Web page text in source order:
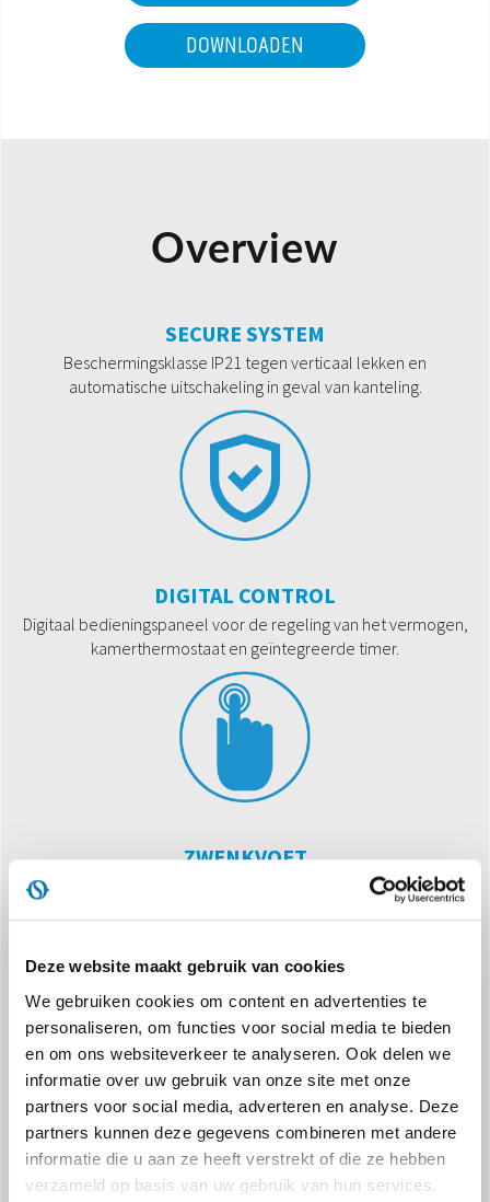
Deze website maakt gebruik van cookies
We gebruiken cookies om content en advertenties te
personaliseren, om functies voor social media te bieden
en om ons websiteverkeer te analyseren. Ook delen we
informatie over uw gebruik van onze site met onze
partners voor social media, adverteren en analyse. Deze
partners kunnen deze gegevens combineren met andere
informatie die u aan ze heeft verstrekt of die ze hebben
verzameld op basis van uw gebruik van hun services.
DOWNLOADEN
Overview
SECURE SYSTEM
Beschermingsklasse IP21 tegen verticaal lekken en
automatische uitschakeling in geval van kanteling.
DIGITAL CONTROL
Digitaal bedieningspaneel voor de regeling van het vermogen,
kamerthermostaat en geïntegreerde timer.
ZWENKVOET
Automatische zwenking voor de horizontale luchtstroom, voor
1800 W MET KERAMISCHE TECHNOLOGIE
De keramische weerstand garandeert een gelijkmatigere en
constante warmteverdeling.